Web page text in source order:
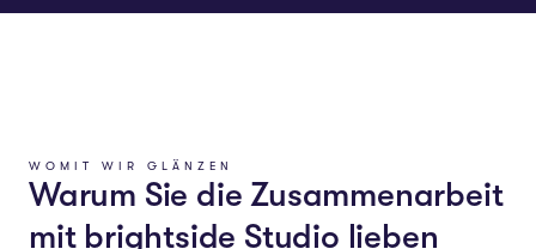
WOMIT WIR GLÄNZEN
Warum Sie die Zusammenarbeit
mit brightside Studio lieben